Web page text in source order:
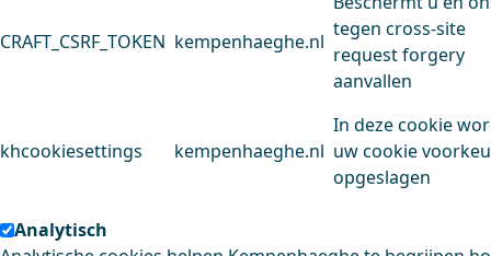
CRAFT_CSRF_TOKEN kempenhaeghe.nl
tegen cross-site
request forgery
aanvallen
khcookiesettings kempenhaeghe.nl
In deze cookie
uw cookie
opgeslagen
Analytisch